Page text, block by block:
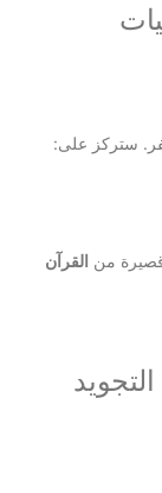
ستركز على:
من القرآن